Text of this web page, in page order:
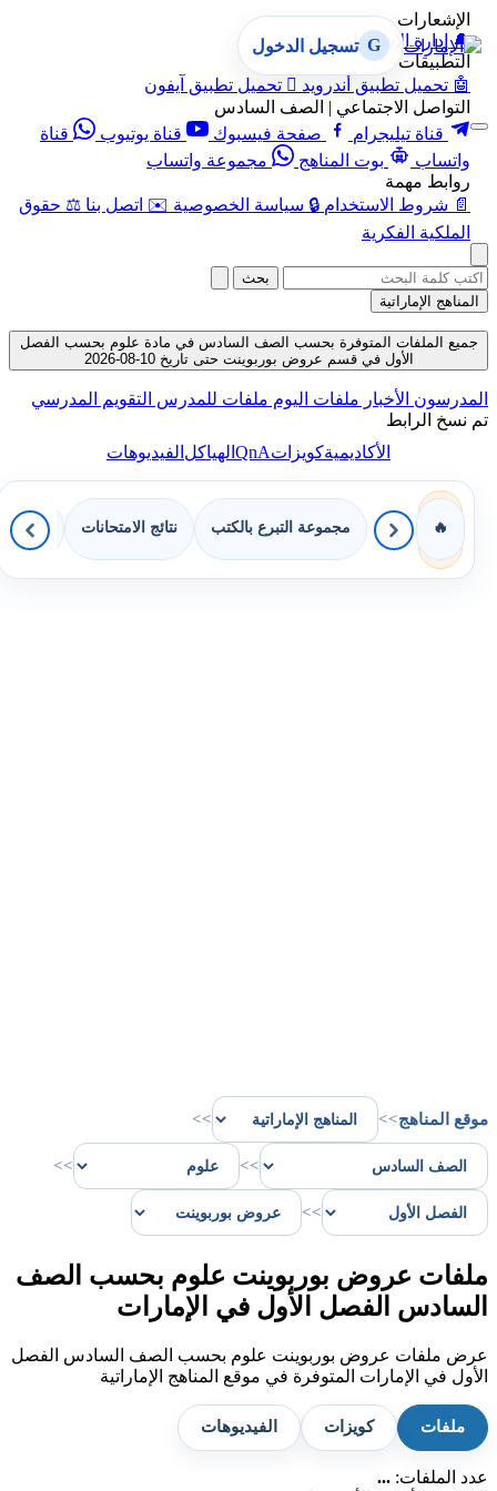
الإشعارات
🔔 إدارة الإشعارات
التطبيقات
🤖 تحميل تطبيق أندرويد  تحميل تطبيق آيفون
التواصل الاجتماعي | الصف السادس
قناة تيليجرام
صفحة فيسبوك قناة يوتيوب
قناة
واتساب
بوت المناهج
مجموعة واتساب
روابط مهمة
📄 شروط الاستخدام 🔒 سياسة الخصوصية ✉️ اتصل بنا ⚖️ حقوق
الملكية الفكرية
G تسجيل الدخول
بحث
المناهج الإماراتية
جميع الملفات المتوفرة بحسب الصف السادس في مادة علوم بحسب الفصل
الأول في قسم عروض بوربوينت حتى تاريخ 10-08-2026
المدرسون الأخبار ملفات اليوم ملفات للمدرس التقويم المدرسي
تم نسخ الرابط
الأكاديميةكويزاتQnAالهياكلالفيديوهات
🔥 مجموعة التبرع بالكتب نتائج الامتحانات
موقع المناهج>>
>>
>>
>>
>>
ملفات عروض بوربوينت علوم بحسب الصف
السادس الفصل الأول في الإمارات
عرض ملفات عروض بوربوينت علوم بحسب الصف السادس الفصل
الأول في الإمارات المتوفرة في موقع المناهج الإماراتية
ملفات كويزات الفيديوهات
عدد الملفات: ...